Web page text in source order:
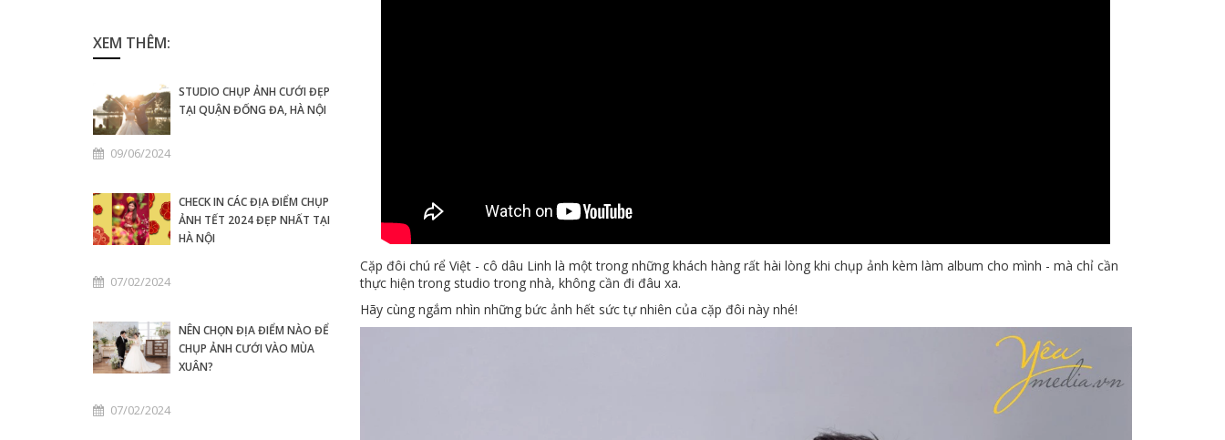
XEM THÊM:
STUDIO CHỤP ẢNH CƯỚI ĐẸP
TẠI QUẬN ĐỐNG ĐA, HÀ NỘI
09/06/2024
CHECK IN CÁC ĐỊA ĐIỂM CHỤP
ẢNH TẾT 2024 ĐẸP NHẤT TẠI
HÀ NỘI
07/02/2024
NÊN CHỌN ĐỊA ĐIỂM NÀO ĐỂ
CHỤP ẢNH CƯỚI VÀO MÙA
XUÂN?
07/02/2024
Cặp đôi chú rể Việt - cô dâu Linh là một trong những khách hàng rất hài lòng khi chụp ảnh kèm làm album cho mình - mà chỉ cần
thực hiện trong studio trong nhà, không cần đi đâu xa.
Hãy cùng ngắm nhìn những bức ảnh hết sức tự nhiên của cặp đôi này nhé!